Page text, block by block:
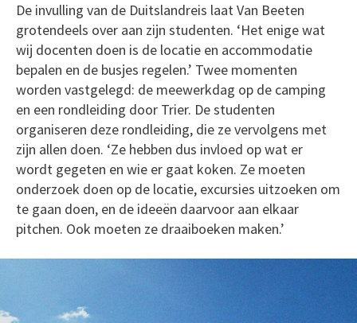
De invulling van de Duitslandreis laat Van Beeten
grotendeels over aan zijn studenten. ‘Het enige wat
wij docenten doen is de locatie en accommodatie
bepalen en de busjes regelen.’ Twee momenten
worden vastgelegd: de meewerkdag op de camping
en een rondleiding door Trier. De studenten
organiseren deze rondleiding, die ze vervolgens met
zijn allen doen. ‘Ze hebben dus invloed op wat er
wordt gegeten en wie er gaat koken. Ze moeten
onderzoek doen op de locatie, excursies uitzoeken om
te gaan doen, en de ideeën daarvoor aan elkaar
pitchen. Ook moeten ze draaiboeken maken.’